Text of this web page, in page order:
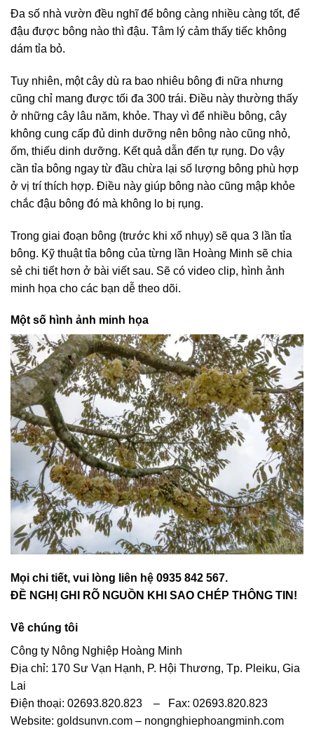
Đa số nhà vườn đều nghĩ để bông càng nhiều càng tốt, để
đậu được bông nào thì đậu. Tâm lý cảm thấy tiếc không
dám tỉa bỏ.
Tuy nhiên, một cây dù ra bao nhiêu bông đi nữa nhưng
cũng chỉ mang được tối đa 300 trái. Điều này thường thấy
ở những cây lâu năm, khỏe. Thay vì để nhiều bông, cây
không cung cấp đủ dinh dưỡng nên bông nào cũng nhỏ,
ốm, thiếu dinh dưỡng. Kết quả dẫn đến tự rụng. Do vậy
cần tỉa bông ngay từ đầu chừa lại số lượng bông phù hợp
ở vị trí thích hợp. Điều này giúp bông nào cũng mập khỏe
chắc đậu bông đó mà không lo bị rụng.
Trong giai đoạn bông (trước khi xổ nhụy) sẽ qua 3 lần tỉa
bông. Kỹ thuật tỉa bông của từng lần Hoàng Minh sẽ chia
sẻ chi tiết hơn ở bài viết sau. Sẽ có video clip, hình ảnh
minh họa cho các bạn dễ theo dõi.
Một số hình ảnh minh họa
Mọi chi tiết, vui lòng liên hệ 0935 842 567.
ĐỀ NGHỊ GHI RÕ NGUỒN KHI SAO CHÉP THÔNG TIN!
Về chúng tôi
Công ty Nông Nghiệp Hoàng Minh
Địa chỉ: 170 Sư Vạn Hạnh, P. Hội Thương, Tp. Pleiku, Gia
Lai
Điện thoại: 02693.820.823 – Fax: 02693.820.823
Website: goldsunvn.com – nongnghiephoangminh.com